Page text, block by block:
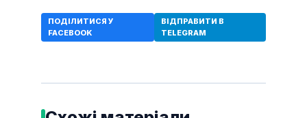
ПОДІЛИТИСЯ У
FACEBOOK
ВІДПРАВИТИ В
TELEGRAM